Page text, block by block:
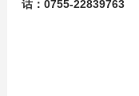
话：0755-22839763